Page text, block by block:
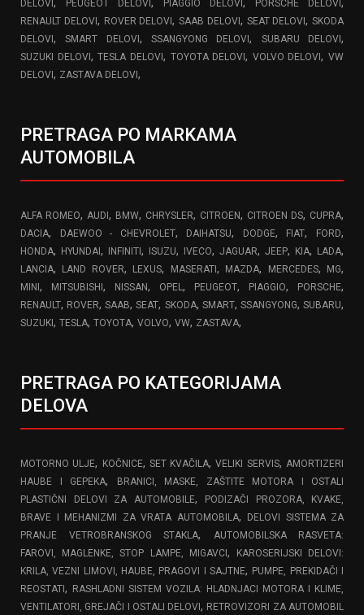
DELOVI
PEUGEOT DELOVI PIAGGIO DELOVI PORSCHE DELOVI
RENAULT DELOVI, ROVER DELOVI, SAAB DELOVI, SEAT DELOVI, SKODA
DELOVI,SMART DELOVI,SSANGYONG DELOVI, SUBARU DELOVI,
SUZUKI DELOVI,TESLA DELOVI, TOYOTA DELOVI, VOLVO DELOVI, VW
DELOVI, ZASTAVA DELOVI,
PRETRAGA PO MARKAMA
AUTOMOBILA
ALFA ROMEO, AUDI, BMW, CHRYSLER, CITROEN, CITROEN DS, CUPRA,
DACIA, DAEWOO - CHEVROLET, DAIHATSU, DODGE, FIAT, FORD,
HONDA, HYUNDAI, INFINITI, ISUZU, IVECO, JAGUAR, JEEP, KIA, LADA,
LANCIA, LAND ROVER, LEXUS, MASERATI, MAZDA, MERCEDES, MG,
MINI, MITSUBISHI, NISSAN, OPEL , PEUGEOT, PIAGGIO, PORSCHE,
RENAULT, ROVER,SAAB,SEAT, SKODA, SMART, SSANGYONG,SUBARU,
SUZUKI, TESLA, TOYOTA, VOLVO, VW, ZASTAVA,
PRETRAGA PO KATEGORIJAMA
DELOVA
MOTORNO ULJE, KOČNICE, SET KVAČILA,VELIKI SERVIS, AMORTIZERI
HAUBE I GEPEKA,
BRANICI, MASKE, ZAŠTITE MOTORA I OSTALI
PLASTIČNI DELOVI ZA AUTOMOBILE,
PODIZAČI PROZORA, KVAKE,
BRAVE I MEHANIZMI ZA VRATA AUTOMOBILA,
DELOVI SISTEMA ZA
PRANJE VETROBRANSKOG STAKLA,
AUTOMOBILSKA RASVETA:
FAROVI, MAGLENKE, STOP LAMPE, MIGAVCI,
KAROSERIJSKI DELOVI:
KRILA, VEZNI LIMOVI, HAUBE, PRAGOVI I SAJTNE, PUMPE, PREKIDAČI I
REOSTATI, RASHLADNI SISTEM VOZILA: HLADNJACI MOTORA I KLIME,
VENTILATORI, GREJAČI I OSTALI DELOVI, RETROVIZORI ZA AUTOMOBIL